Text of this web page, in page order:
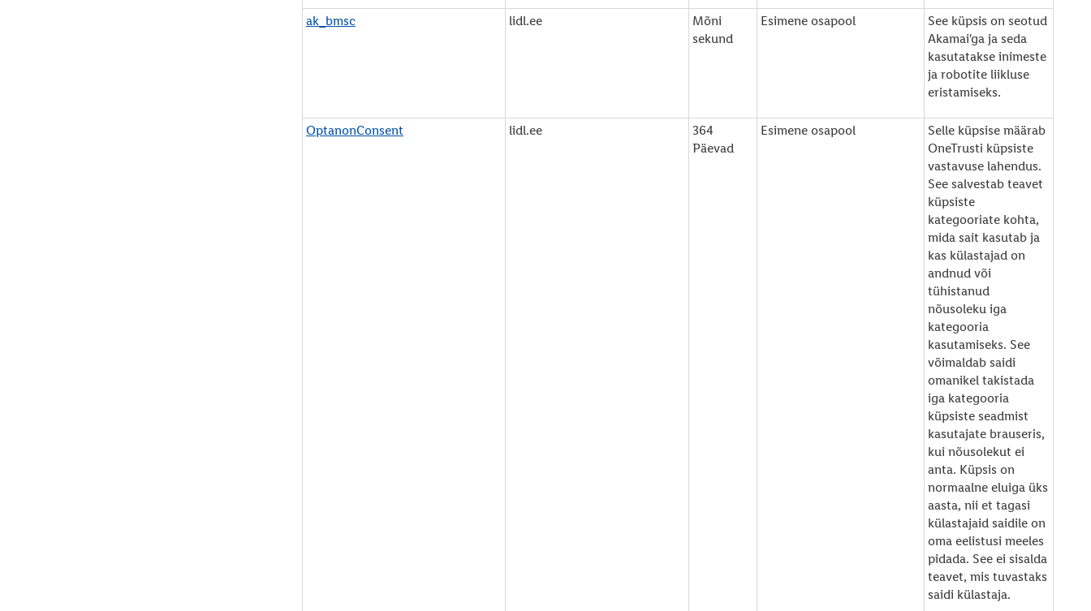
ak_bmsc lidl.ee
Mõni
sekund
Esimene osapool
See küpsis on seotud
Akamai'ga ja seda
kasutatakse inimeste
ja robotite liikluse
eristamiseks.
OptanonConsent lidl.ee
364
Päevad
Esimene osapool
Selle küpsise määrab
OneTrusti küpsiste
vastavuse lahendus.
See salvestab teavet
küpsiste
kategooriate kohta,
mida sait kasutab ja
kas külastajad on
andnud või
tühistanud
nõusoleku iga
kategooria
kasutamiseks. See
võimaldab saidi
omanikel takistada
iga kategooria
küpsiste seadmist
kasutajate brauseris,
kui nõusolekut ei
anta. Küpsis on
normaalne eluiga üks
aasta, nii et tagasi
külastajaid saidile on
oma eelistusi meeles
pidada. See ei sisalda
teavet, mis tuvastaks
saidi külastaja.